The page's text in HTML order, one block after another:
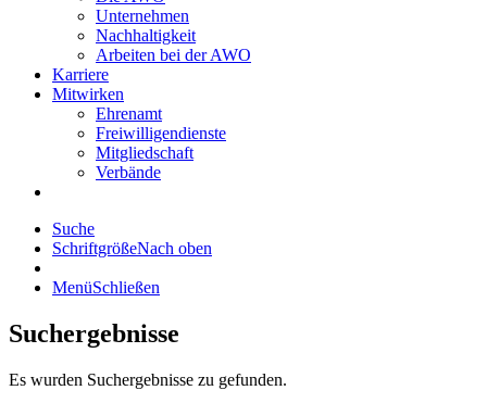
Unternehmen
Nachhaltigkeit
Arbeiten bei der AWO
Karriere
Mitwirken
Ehrenamt
Freiwilligendienste
Mitgliedschaft
Verbände
Suche
SchriftgrößeNach oben
MenüSchließen
Suchergebnisse
Es wurden Suchergebnisse zu gefunden.